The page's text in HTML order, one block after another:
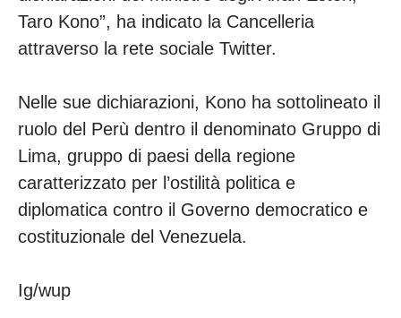
Taro Kono”, ha indicato la Cancelleria
attraverso la rete sociale Twitter.
Nelle sue dichiarazioni, Kono ha sottolineato il
ruolo del Perù dentro il denominato Gruppo di
Lima, gruppo di paesi della regione
caratterizzato per l’ostilità politica e
diplomatica contro il Governo democratico e
costituzionale del Venezuela.
Ig/wup